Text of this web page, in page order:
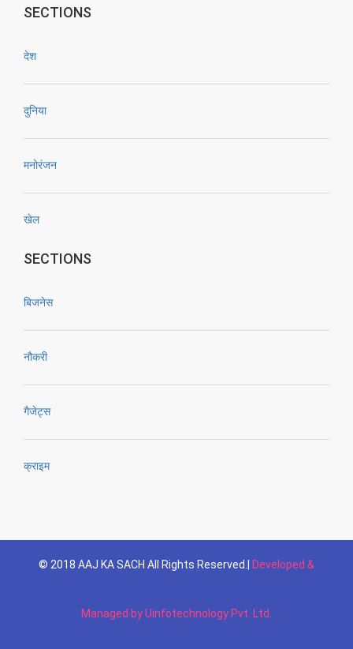
SECTIONS
देश
दुनिया
मनोरंजन
खेल
SECTIONS
बिजनेस
नौकरी
गैजेट्स
क्राइम
© 2018 AAJ KA SACH All Rights Reserved.| Developed &
Managed by Uinfotechnology Pvt. Ltd.